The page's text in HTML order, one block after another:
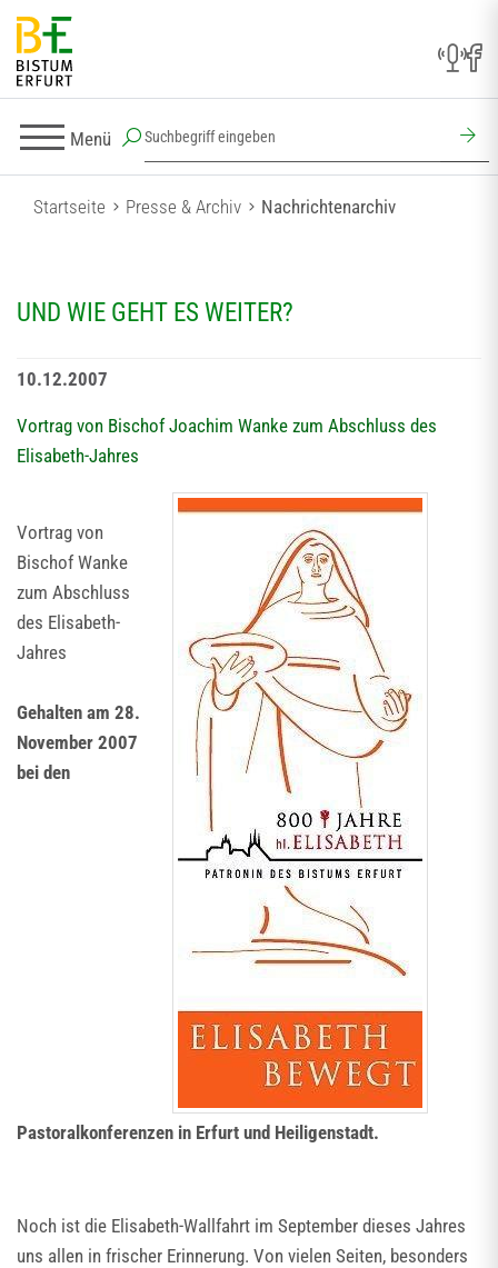
Menü
Startseite Presse & Archiv Nachrichtenarchiv
UND WIE GEHT ES WEITER?
10.12.2007
Vortrag von Bischof Joachim Wanke zum Abschluss des
Elisabeth-Jahres
Vortrag von
Bischof Wanke
zum Abschluss
des Elisabeth-
Jahres
Gehalten am 28.
November 2007
bei den
Pastoralkonferenzen in Erfurt und Heiligenstadt.
Noch ist die Elisabeth-Wallfahrt im September dieses Jahres
uns allen in frischer Erinnerung. Von vielen Seiten, besonders